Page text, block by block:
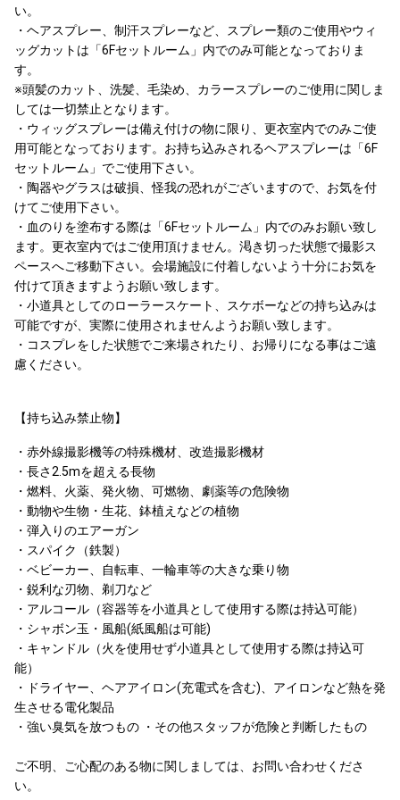
い。
・ヘアスプレー、制汗スプレーなど、スプレー類のご使用やウィ
ッグカットは「6Fセットルーム」内でのみ可能となっておりま
す。
※頭髪のカット、洗髪、毛染め、カラースプレーのご使用に関しま
しては一切禁止となります。
・ウィッグスプレーは備え付けの物に限り、更衣室内でのみご使
用可能となっております。お持ち込みされるヘアスプレーは「6F
セットルーム」でご使用下さい。
・陶器やグラスは破損、怪我の恐れがございますので、お気を付
けてご使用下さい。
・血のりを塗布する際は「6Fセットルーム」内でのみお願い致し
ます。更衣室内ではご使用頂けません。渇き切った状態で撮影ス
ペースへご移動下さい。会場施設に付着しないよう十分にお気を
付けて頂きますようお願い致します。
・小道具としてのローラースケート、スケボーなどの持ち込みは
可能ですが、実際に使用されませんようお願い致します。
・コスプレをした状態でご来場されたり、お帰りになる事はご遠
慮ください。
【持ち込み禁止物】
・赤外線撮影機等の特殊機材、改造撮影機材
・長さ2.5mを超える長物
・燃料、火薬、発火物、可燃物、劇薬等の危険物
・動物や生物・生花、鉢植えなどの植物
・弾入りのエアーガン
・スパイク（鉄製）
・ベビーカー、自転車、一輪車等の大きな乗り物
・鋭利な刃物、剃刀など
・アルコール（容器等を小道具として使用する際は持込可能）
・シャボン玉・風船(紙風船は可能)
・キャンドル（火を使用せず小道具として使用する際は持込可
能）
・ドライヤー、ヘアアイロン(充電式を含む)、アイロンなど熱を発
生させる電化製品
・強い臭気を放つもの ・その他スタッフが危険と判断したもの
ご不明、ご心配のある物に関しましては、お問い合わせくださ
い。